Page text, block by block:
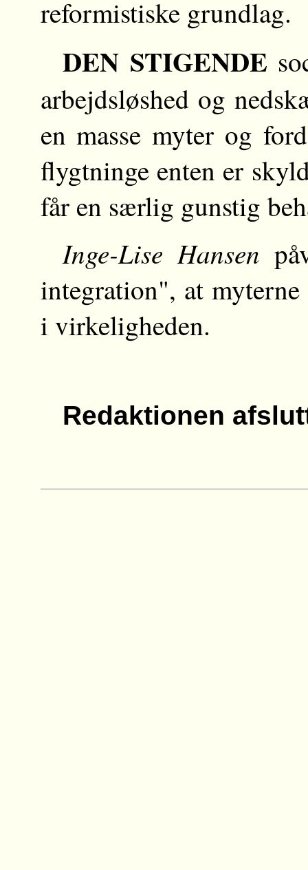
reformistiske grundlag.
DEN STIGENDE
arbejdsløshed og
en masse myter og
flygtninge enten er
får en særlig gunstig
Inge-Lise Hansen
integration", at
i virkeligheden.
Redaktionen